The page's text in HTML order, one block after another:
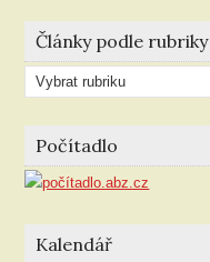
Články podle rubriky
Články
podle
rubriky
Počítadlo
Kalendář